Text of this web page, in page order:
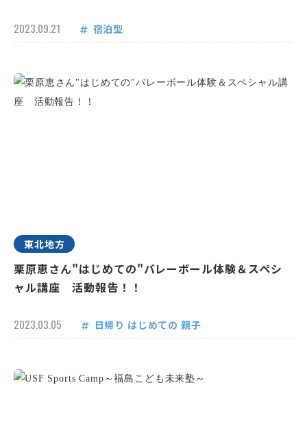
2023.09.21 宿泊型
東北地方
栗原恵さん"はじめての"バレーボール体験＆スペシ
ャル講座 活動報告！！
2023.03.05 日帰り はじめての 親子